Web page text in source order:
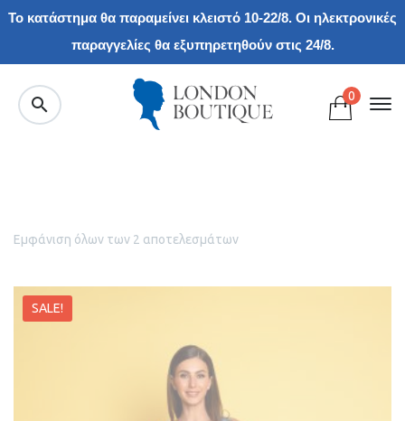
Το κατάστημα θα παραμείνει κλειστό 10-22/8. Οι ηλεκτρονικές
παραγγελίες θα εξυπηρετηθούν στις 24/8.
0
Εμφάνιση όλων των 2 αποτελεσμάτων
SALE!